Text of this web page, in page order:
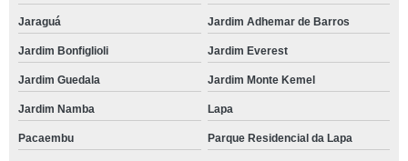
Jaraguá Jardim Adhemar de Barros
Jardim Bonfiglioli Jardim Everest
Jardim Guedala Jardim Monte Kemel
Jardim Namba Lapa
Pacaembu Parque Residencial da Lapa